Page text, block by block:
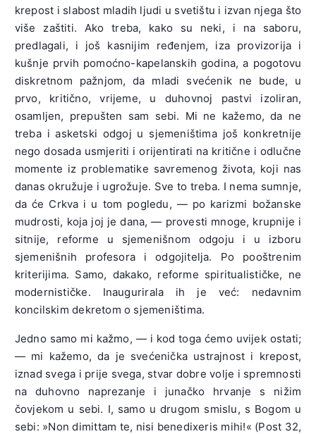
krepost i slabost mladih ljudi u svetištu i izvan njega što
više zaštiti. Ako treba, kako su neki, i na saboru,
predlagali, i još kasnijim ređenjem, iza provizorija i
kušnje prvih pomoćno-kapelanskih godina, a pogotovu
diskretnom pažnjom, da mladi svećenik ne bude, u
prvo, kritično, vrijeme, u duhovnoj pastvi izoliran,
osamljen, prepušten sam sebi. Mi ne kažemo, da ne
treba i asketski odgoj u sjemeništima još konkretnije
nego dosada usmjeriti i orijentirati na kritične i odlučne
momente iz problematike savremenog života, koji nas
danas okružuje i ugrožuje. Sve to treba. I nema sumnje,
da će Crkva i u tom pogledu, — po karizmi božanske
mudrosti, koja joj je dana, — provesti mnoge, krupnije i
sitnije, reforme u sjemenišnom odgoju i u izboru
sjemenišnih profesora i odgojitelja. Po pooštrenim
kriterijima. Samo, dakako, reforme spiritualističke, ne
modernističke. Inaugurirala ih je već: nedavnim
koncilskim dekretom o sjemeništima.
Jedno samo mi kažmo, — i kod toga ćemo uvijek ostati;
— mi kažemo, da je svećenička ustrajnost i krepost,
iznad svega i prije svega, stvar dobre volje i spremnosti
na duhovno naprezanje i junačko hrvanje s nižim
čovjekom u sebi. I, samo u drugom smislu, s Bogom u
sebi: »Non dimittam te, nisi benedixeris mihi!« (Post 32,